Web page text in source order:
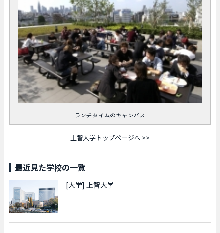
ランチタイムのキャンパス
上智大学トップページへ >>
最近見た学校の一覧
[大学] 上智大学